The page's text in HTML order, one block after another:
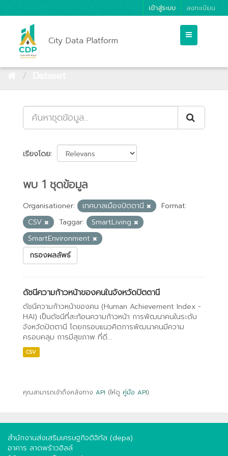
เข้าสู่ระบบ ลงทะเบียน
City Data Platform
เรียงโดย
พบ 1 ชุดข้อมูล
Organisationer: เทศบาลเมืองปัตตานี
Format:
CSV
Taggar:
SmartLiving
SmartEnvironment
กรองผลลัพธ์
ดัชนีความก้าวหน้าของคนในจังหวัดปัตตานี
ดัชนีความก้าวหน้าของคน (Human Achievement Index -
HAI) เป็นดัชนีที่สะท้อนความก้าวหน้า การพัฒนาคนในระดับ
จังหวัดปัตตานี โดยกรอบแนวคิดการพัฒนาคนมีความ
ครอบคลุม การมีสุขภาพ ที่ดี...
CSV
คุณสามารถเข้าถึงคลังทาง API (ให้ดู คู่มือ API).
สำนักงานส่งเสริมเศรษฐกิจดิจิทัล (depa)
อาคาร ลาดพร้าวฮิลล์